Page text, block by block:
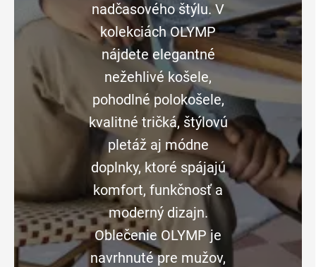
nadčasového štýlu. V
kolekciách OLYMP
nájdete elegantné
nežehlivé košele,
pohodlné polokošele,
kvalitné tričká, štýlovú
pletáž aj módne
doplnky, ktoré spájajú
komfort, funkčnosť a
moderný dizajn.
Oblečenie OLYMP je
navrhnuté pre mužov,